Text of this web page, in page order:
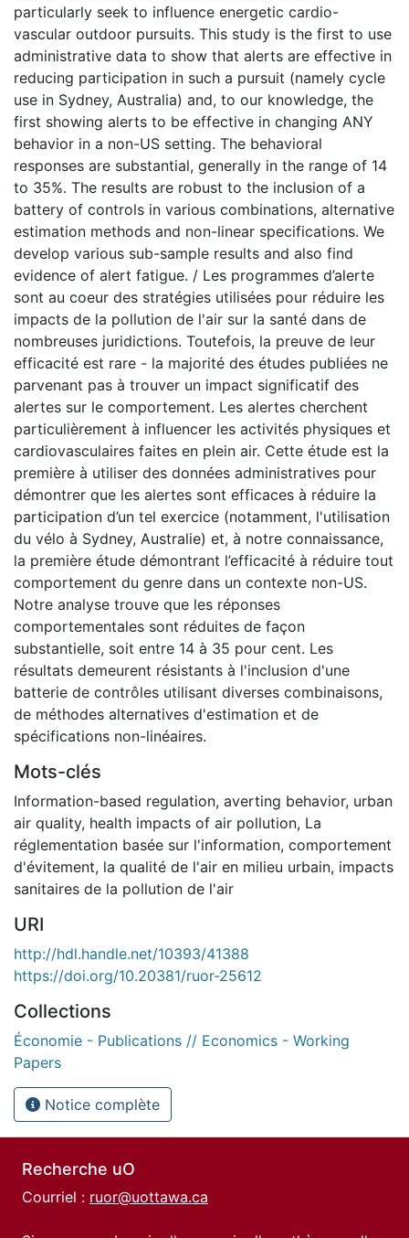
particularly seek to influence energetic cardio-
vascular outdoor pursuits. This study is the first to use
administrative data to show that alerts are effective in
reducing participation in such a pursuit (namely cycle
use in Sydney, Australia) and, to our knowledge, the
first showing alerts to be effective in changing ANY
behavior in a non-US setting. The behavioral
responses are substantial, generally in the range of 14
to 35%. The results are robust to the inclusion of a
battery of controls in various combinations, alternative
estimation methods and non-linear specifications. We
develop various sub-sample results and also find
evidence of alert fatigue. / Les programmes d’alerte
sont au coeur des stratégies utilisées pour réduire les
impacts de la pollution de l'air sur la santé dans de
nombreuses juridictions. Toutefois, la preuve de leur
efficacité est rare - la majorité des études publiées ne
parvenant pas à trouver un impact significatif des
alertes sur le comportement. Les alertes cherchent
particulièrement à influencer les activités physiques et
cardiovasculaires faites en plein air. Cette étude est la
première à utiliser des données administratives pour
démontrer que les alertes sont efficaces à réduire la
participation d’un tel exercice (notamment, l'utilisation
du vélo à Sydney, Australie) et, à notre connaissance,
la première étude démontrant l’efficacité à réduire tout
comportement du genre dans un contexte non-US.
Notre analyse trouve que les réponses
comportementales sont réduites de façon
substantielle, soit entre 14 à 35 pour cent. Les
résultats demeurent résistants à l'inclusion d'une
batterie de contrôles utilisant diverses combinaisons,
de méthodes alternatives d'estimation et de
spécifications non-linéaires.
Mots-clés
Information-based regulation, averting behavior, urban
air quality, health impacts of air pollution, La
réglementation basée sur l'information, comportement
d'évitement, la qualité de l'air en milieu urbain, impacts
sanitaires de la pollution de l'air
URI
http://hdl.handle.net/10393/41388
https://doi.org/10.20381/ruor-25612
Collections
Économie - Publications // Economics - Working
Papers
Notice complète
Recherche uO
Courriel : ruor@uottawa.ca